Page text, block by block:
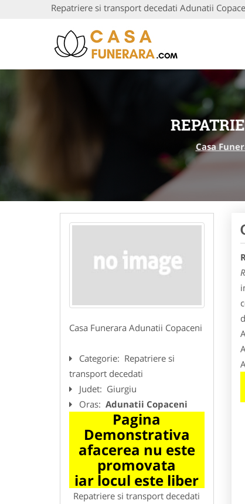
Repatriere si transport decedati Adunatii
Casa
Casa Funerara Adunatii Copaceni
Categorie: Repatriere si
transport decedati
Judet: Giurgiu
Oras: Adunatii Copaceni
Pagina
Demonstrativa
afacerea nu este
promovata
iar locul este liber
Repatriere si transport decedati